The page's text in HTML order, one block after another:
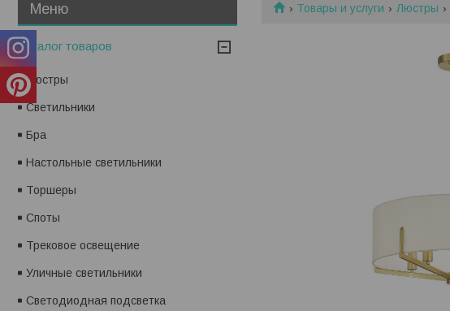
Товары и услуги Люстры
Каталог товаров
Люстры
Светильники
Бра
Настольные светильники
Торшеры
Споты
Трековое освещение
Уличные светильники
Светодиодная подсветка